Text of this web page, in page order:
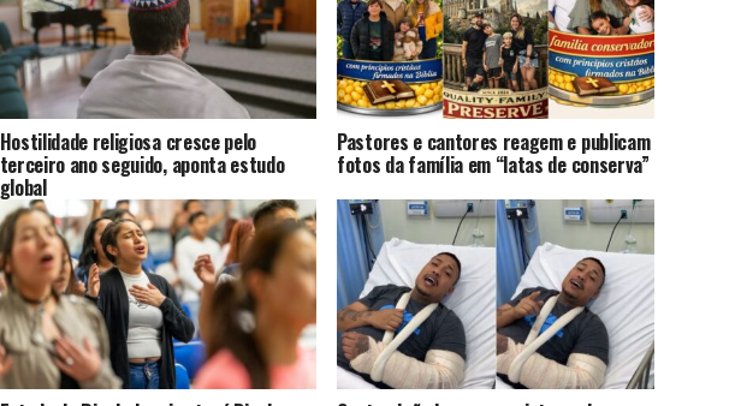
Hostilidade religiosa cresce pelo
terceiro ano seguido, aponta estudo
global
Pastores e cantores reagem e publicam
fotos da família em “latas de conserva”